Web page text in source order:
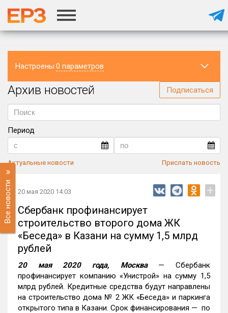
Настроены 0 параметров
Регион
Архив новостей Подписаться
Период
Актуальные новости Прислать новость
Все новости 20 мая 2020 14:03 +
Сбербанк профинансирует
строительство второго дома ЖК
«Беседа» в Казани на сумму 1,5 млрд
рублей
20 мая 2020 года, Москва— Сбербанк
профинансирует компанию «Унистрой» на сумму 1,5
млрд рублей. Кредитные средства будут направлены
на строительство дома № 2 ЖК «Беседа» и паркинга
открытого типа в Казани. Срок финансирования — по